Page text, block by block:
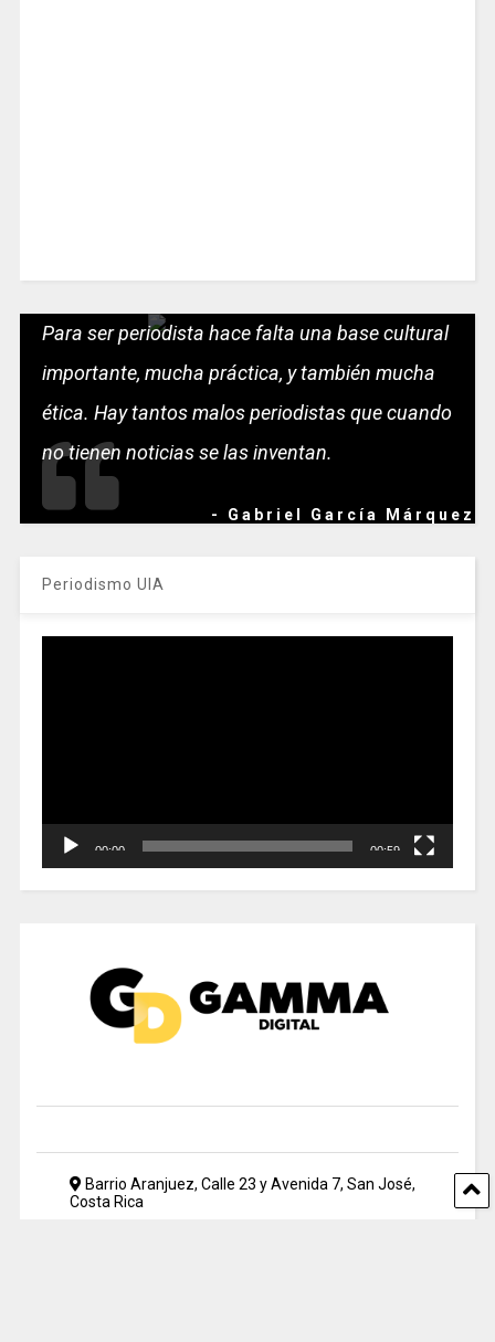
Para ser periodista hace falta una base cultural
importante, mucha práctica, y también mucha
ética. Hay tantos malos periodistas que cuando
no tienen noticias se las inventan.
- Gabriel García Márquez
Periodismo UIA
00:00 00:59
Barrio Aranjuez, Calle 23 y Avenida 7, San José,
Costa Rica